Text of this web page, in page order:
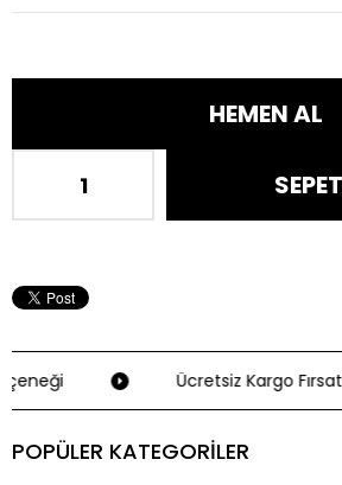
Ücretsiz Kargo Fırsatı
POPÜLER KATEGORİLER